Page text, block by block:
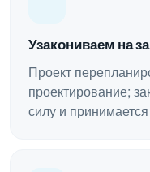
Узакониваем на
Проект
проектирование;
силу и